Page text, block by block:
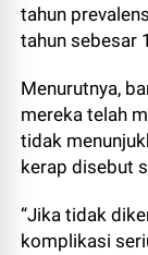
tahun
tahun sebesar
Menurutnya,
mereka telah
tidak
kerap disebut
“Jika tidak
komplikasi